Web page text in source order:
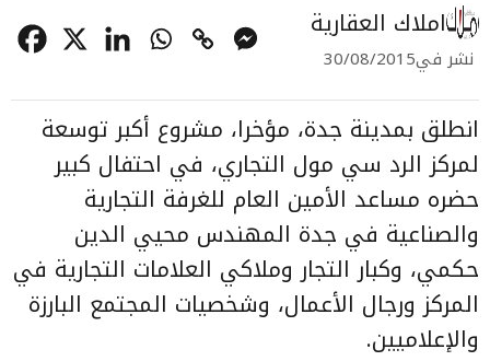
املاك العقارية
نشر في30/08/2015
انطلق بمدينة جدة، مؤخرا، مشروع أكبر توسعة
لمركز الرد سي مول التجاري، في احتفال كبير
حضره مساعد الأمين العام للغرفة التجارية
والصناعية في جدة المهندس محيي الدين
حكمي، وكبار التجار وملاكي العلامات التجارية في
المركز ورجال الأعمال، وشخصيات المجتمع البارزة
والإعلاميين.